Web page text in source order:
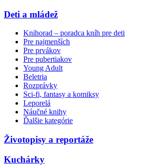
Deti a mládež
Knihorad – poradca kníh pre deti
Pre najmenších
Pre prvákov
Pre pubertiakov
Young Adult
Beletria
Rozprávky
Sci-fi, fantasy a komiksy
Leporelá
Náučné knihy
Ďalšie kategórie
Životopisy a reportáže
Kuchárky